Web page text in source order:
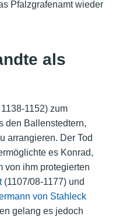
Pfalzgrafenamt wieder
als
1152) zum
den Ballenstedtern,
arrangieren. Der Tod
es Konrad,
von ihm protegierten
(1107/08-1177) und
von Stahleck
gelang es jedoch